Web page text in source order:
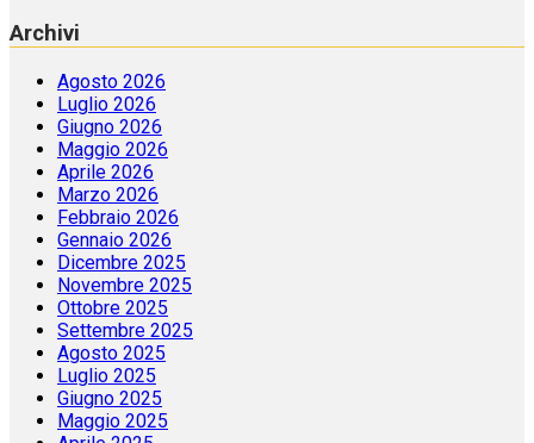
Archivi
Agosto 2026
Luglio 2026
Giugno 2026
Maggio 2026
Aprile 2026
Marzo 2026
Febbraio 2026
Gennaio 2026
Dicembre 2025
Novembre 2025
Ottobre 2025
Settembre 2025
Agosto 2025
Luglio 2025
Giugno 2025
Maggio 2025